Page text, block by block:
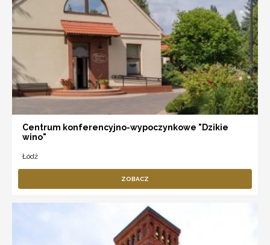
Centrum konferencyjno-wypoczynkowe "Dzikie
wino"
Łódź
ZOBACZ